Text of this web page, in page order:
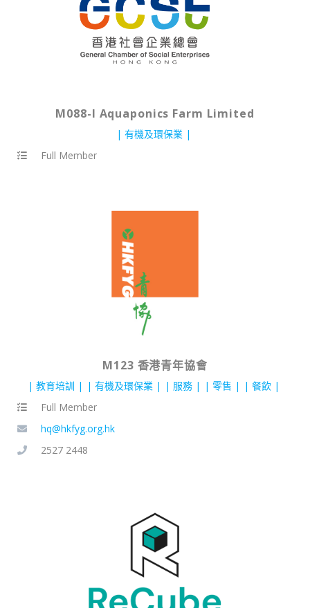
M088-I Aquaponics Farm Limited
有機及環保業
Full Member
M123 香港青年協會
教育培訓 有機及環保業 服務 零售
餐飲
Full Member
hq@hkfyg.org.hk
2527 2448